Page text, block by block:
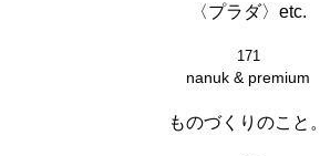
〈プラダ〉etc.
171
nanuk & premium
ものづくりのこと。